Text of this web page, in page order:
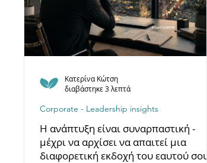
Η ανάπτυξη είναι συναρπαστική -
μέχρι να αρχίσει να απαιτεί μια
διαφορετική εκδοχή του εαυτού σου
Corporate - Leadership insights
Κατερίνα Κώτση
διαβάστηκε 3 λεπτά